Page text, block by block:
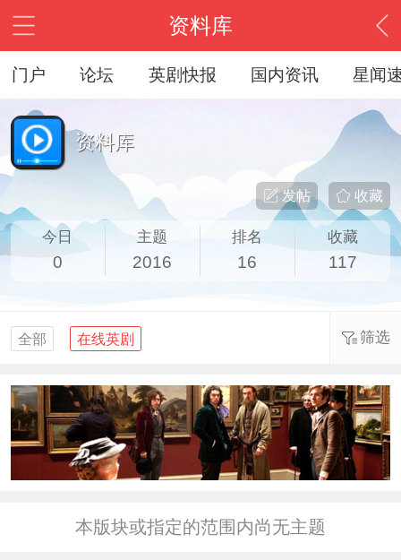
资料库
门户 论坛 英剧快报 国内资讯 星闻
资料库
收藏
发帖
今日
0
主题
2016
排名
16
收藏
117
全部 在线英剧 筛选
本版块或指定的范围内尚无主题